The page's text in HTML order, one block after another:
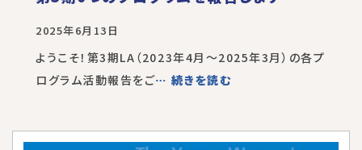
2025年6月13日
ようこそ！第3期LA（2023年4月～2025年3月）の各プ
ログラム活動報告をご… 続きを読む